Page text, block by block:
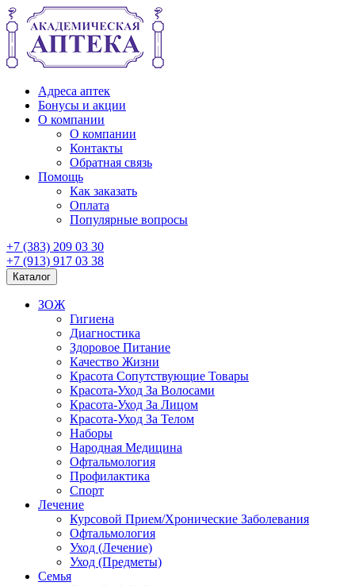
Адреса аптек
Бонусы и акции
О компании
О компании
Контакты
Обратная связь
Помощь
Как заказать
Оплата
Популярные вопросы
+7 (383) 209 03 30
+7 (913) 917 03 38
Каталог
ЗОЖ
Гигиена
Диагностика
Здоровое Питание
Качество Жизни
Красота Сопутствующие Товары
Красота-Уход За Волосами
Красота-Уход За Лицом
Красота-Уход За Телом
Наборы
Народная Медицина
Офтальмология
Профилактика
Спорт
Лечение
Курсовой Прием/Хронические Заболевания
Офтальмология
Уход (Лечение)
Уход (Предметы)
Семья